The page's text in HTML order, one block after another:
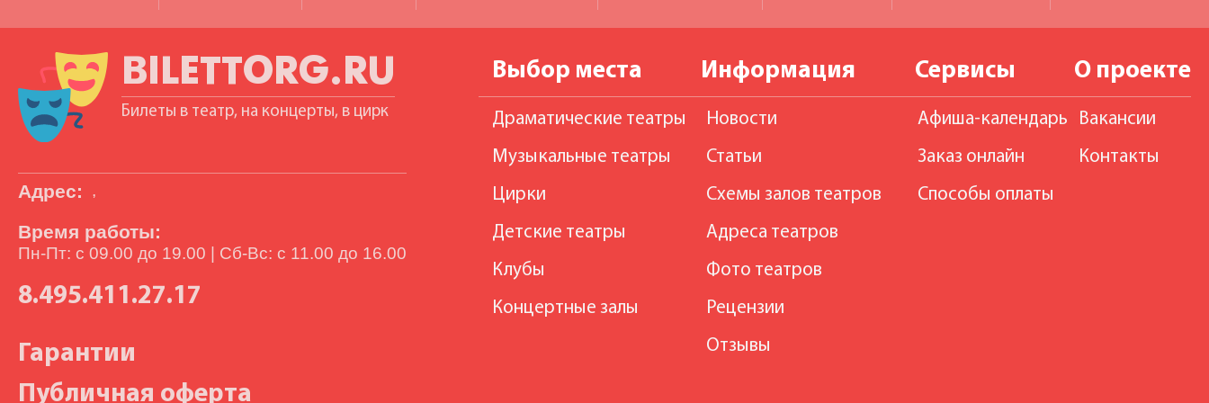
BILETTORG.RU
Билеты в театр, на концерты, в цирк
Адрес: ,
Время работы:
Пн-Пт: с 09.00 до 19.00 | Сб-Вс: с 11.00 до 16.00
8.495.411.27.17
Гарантии
Публичная оферта
Выбор места Информация Сервисы О проекте
Драматические театры
Музыкальные театры
Цирки
Детские театры
Клубы
Концертные залы
Новости
Статьи
Схемы залов театров
Адреса театров
Фото театров
Рецензии
Отзывы
Афиша-календарь
Заказ онлайн
Способы оплаты
Вакансии
Контакты